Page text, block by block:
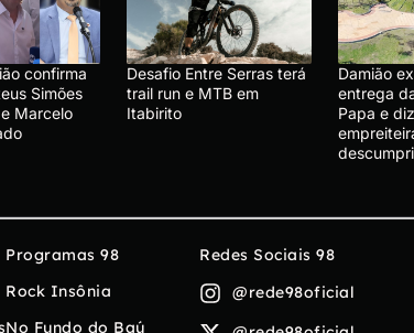
confirma
Simões
Marcelo
Desafio Entre Serras terá
trail run e MTB em
Itabirito
Damião
entrega
Papa e
Programas 98
Rock Insônia
No Fundo do Baú
Redes Sociais 98
@rede98oficial